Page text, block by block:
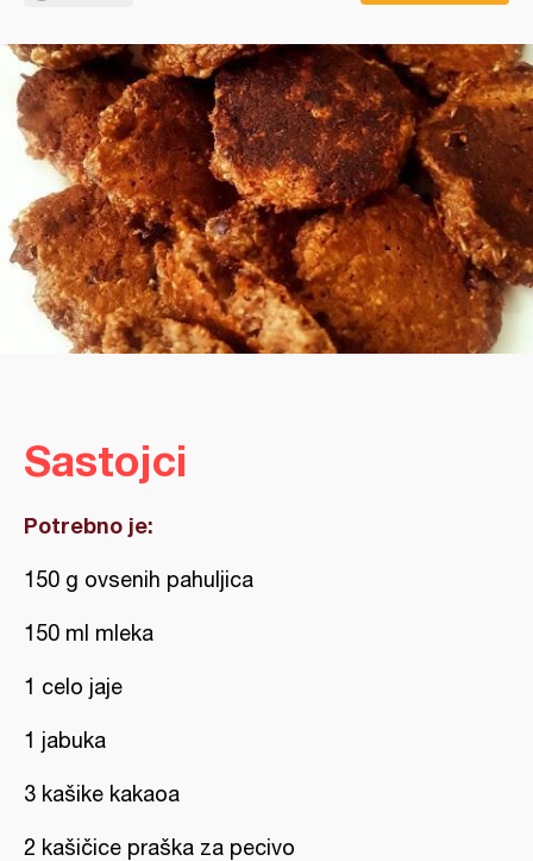
Sastojci
Potrebno je:
150 g ovsenih pahuljica
150 ml mleka
1 celo jaje
1 jabuka
3 kašike kakaoa
2 kašičice praška za pecivo